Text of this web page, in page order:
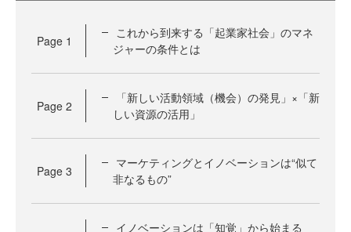
Page 1
これから到来する「起業家社会」のマネ
ジャーの条件とは
Page 2
「新しい活動領域（機会）の発見」×「新
しい資源の活用」
Page 3
マーケティングとイノベーションは“似て
非なるもの”
イノベーションは「知覚」から始まる